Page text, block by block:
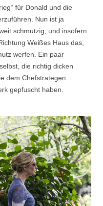
für Donald und die
Nun ist ja
schmutzig, und insofern
Weißes Haus das,
werfen. Ein paar
die richtig dicken
dem Chefstrategen
gepfuscht haben.